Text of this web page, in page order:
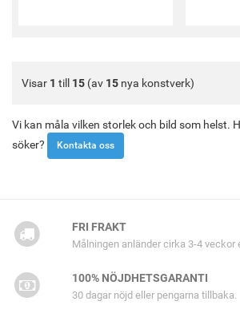
Visar 1 till 15 (av 15 nya konstverk)
Vi kan måla vilken storlek och bild som helst.
söker?
Kontakta oss
FRI FRAKT
Målningen anländer cirka 3-4 veckor
100% NÖJDHETSGARANTI
30 dagar nöjd eller pengarna tillbaka.